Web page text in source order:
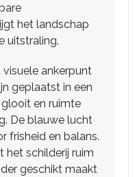
het landschap
uitstraling.
ankerpunt
geplaatst in een
en ruimte
De blauwe lucht
frisheid en balans.
het schilderij ruim
geschikt maakt